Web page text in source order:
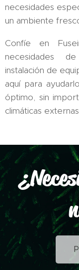
necesidades
un ambiente
Confíe en
necesidades
instalación de
aquí para
óptimo, sin
climáticas